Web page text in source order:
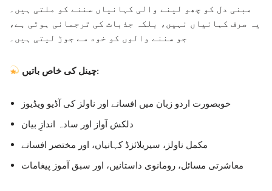
مبنی دل کو چھو لینے والی کہانیاں سننے کو ملتی ہیں۔
یہ صرف کہانیاں نہیں، بلکہ جذبات کی ترجمانی ہوتی ہے،
جو سننے والوں کو خود سے جوڑ لیتی ہیں۔
چینل کی خاص باتیں:
خوبصورت اردو زبان میں افسانے اور ناولز کی آڈیو ویڈیوز
دلکش آواز اور سادہ اندازِ بیان
مکمل ناولز، سیریلائزڈ کہانیاں، اور مختصر افسانے
معاشرتی مسائل، رومانوی داستانیں، اور سبق آموز پیغامات